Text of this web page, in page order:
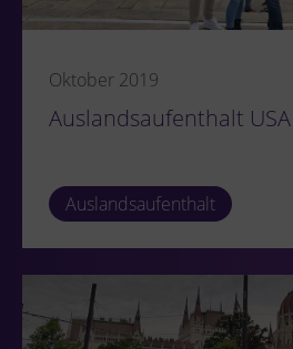
Oktober 2019
Auslandsaufenthalt
Auslandsaufenthalt